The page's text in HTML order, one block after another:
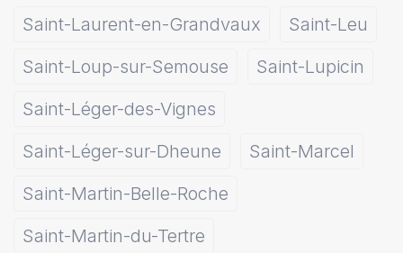
Saint-Laurent-en-Grandvaux
Saint-Leu
Saint-Loup-sur-Semouse
Saint-Lupicin
Saint-Léger-des-Vignes
Saint-Léger-sur-Dheune
Saint-Marcel
Saint-Martin-Belle-Roche
Saint-Martin-du-Tertre